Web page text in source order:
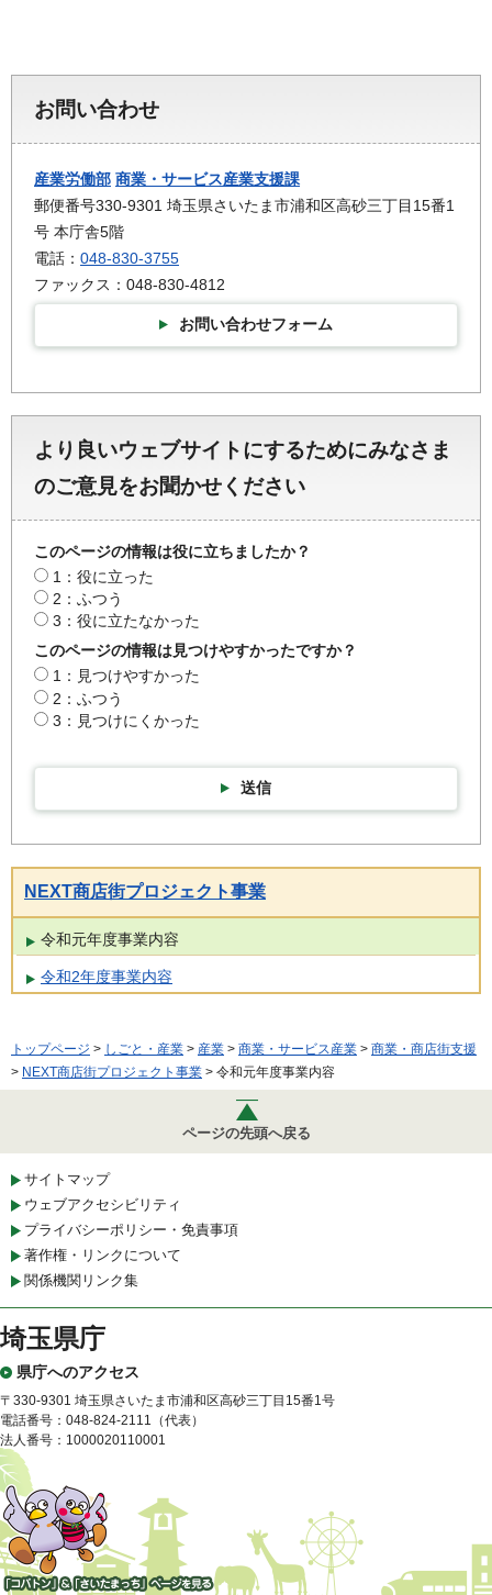
お問い合わせ
産業労働部 商業・サービス産業支援課
郵便番号330-9301 埼玉県さいたま市浦和区高砂三丁目15番1
号 本庁舎5階
電話： 048-830-3755
ファックス：048-830-4812
お問い合わせフォーム
より良いウェブサイトにするためにみなさま
のご意見をお聞かせください
このページの情報は役に立ちましたか？
1：役に立った
2：ふつう
3：役に立たなかった
このページの情報は見つけやすかったですか？
1：見つけやすかった
2：ふつう
3：見つけにくかった
送信
NEXT商店街プロジェクト事業
令和元年度事業内容
令和2年度事業内容
トップページ > しごと・産業 > 産業 > 商業・サービス産業 > 商業・商店街支援
> NEXT商店街プロジェクト事業 > 令和元年度事業内容
ページの先頭へ戻る
サイトマップ
ウェブアクセシビリティ
プライバシーポリシー・免責事項
著作権・リンクについて
関係機関リンク集
埼玉県庁
県庁へのアクセス
〒330-9301 埼玉県さいたま市浦和区高砂三丁目15番1号
電話番号：048-824-2111（代表）
法人番号：1000020110001
「コバトン」&「さいたまっ